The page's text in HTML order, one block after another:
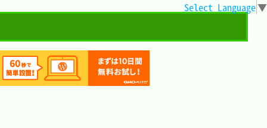
Select Language▼